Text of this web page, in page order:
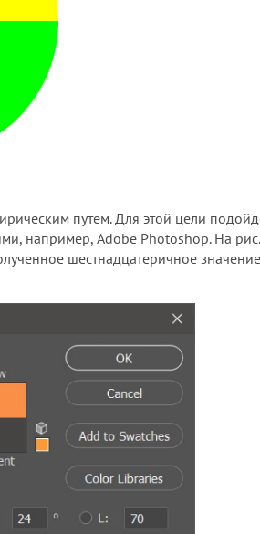
путем. Для этой цели
например, Adobe Photoshop. На
шестнадцатеричное значение